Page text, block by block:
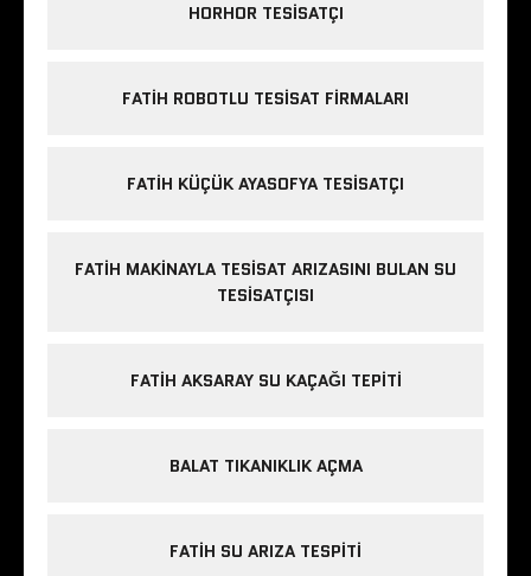
HORHOR TESISATÇI
FATIH ROBOTLU TESISAT FIRMALARI
FATIH KÜÇÜK AYASOFYA TESISATÇI
FATIH MAKINAYLA TESISAT ARIZASINI BULAN SU
TESISATÇISI
FATIH AKSARAY SU KAÇAĞI TEPITI
BALAT TIKANIKLIK AÇMA
FATIH SU ARIZA TESPITI